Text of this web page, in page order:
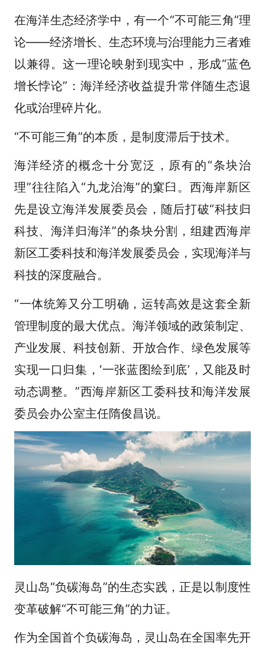
在海洋生态经济学中，有一个“不可能三角”理
论——经济增长、生态环境与治理能力三者难
以兼得。这一理论映射到现实中，形成“蓝色
增长悖论”：海洋经济收益提升常伴随生态退
化或治理碎片化。
“不可能三角”的本质，是制度滞后于技术。
海洋经济的概念十分宽泛，原有的“条块治
理”往往陷入“九龙治海”的窠臼。西海岸新区
先是设立海洋发展委员会，随后打破“科技归
科技、海洋归海洋”的条块分割，组建西海岸
新区工委科技和海洋发展委员会，实现海洋与
科技的深度融合。
“一体统筹又分工明确，运转高效是这套全新
管理制度的最大优点。海洋领域的政策制定、
产业发展、科技创新、开放合作、绿色发展等
实现一口归集，‘一张蓝图绘到底’，又能及时
动态调整。”西海岸新区工委科技和海洋发展
委员会办公室主任隋俊昌说。
灵山岛“负碳海岛”的生态实践，正是以制度性
变革破解“不可能三角”的力证。
作为全国首个负碳海岛，灵山岛在全国率先开